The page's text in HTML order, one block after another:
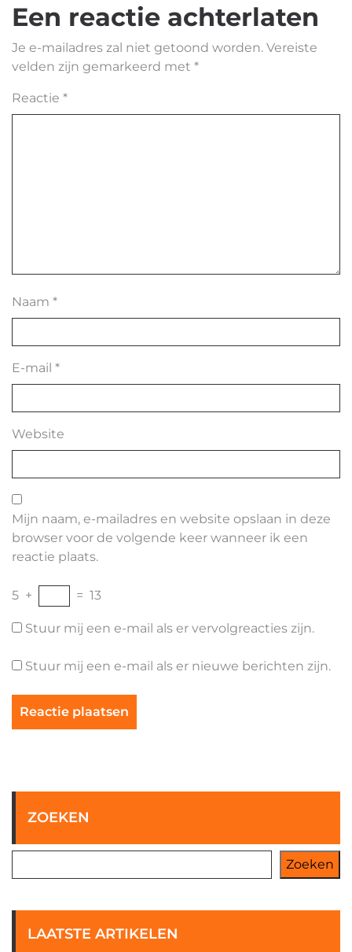
Een reactie achterlaten
Je e-mailadres zal niet getoond worden. Vereiste
velden zijn gemarkeerd met *
Reactie *
Naam *
E-mail *
Website
Mijn naam, e-mailadres en website opslaan in deze
browser voor de volgende keer wanneer ik een
reactie plaats.
5 + = 13
Stuur mij een e-mail als er vervolgreacties zijn.
Stuur mij een e-mail als er nieuwe berichten zijn.
ZOEKEN
Zoeken
LAATSTE ARTIKELEN